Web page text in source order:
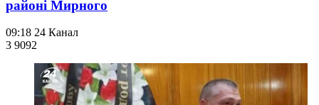
районі Мирного
09:18 24 Канал
3 9092